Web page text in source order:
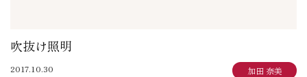
吹抜け照明
2017.10.30 加田 奈美